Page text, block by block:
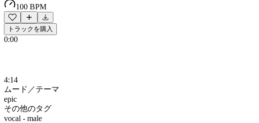
100 BPM
トラックを購入
0:00
4:14
ムード／テーマ
epic
その他のタグ
vocal - male